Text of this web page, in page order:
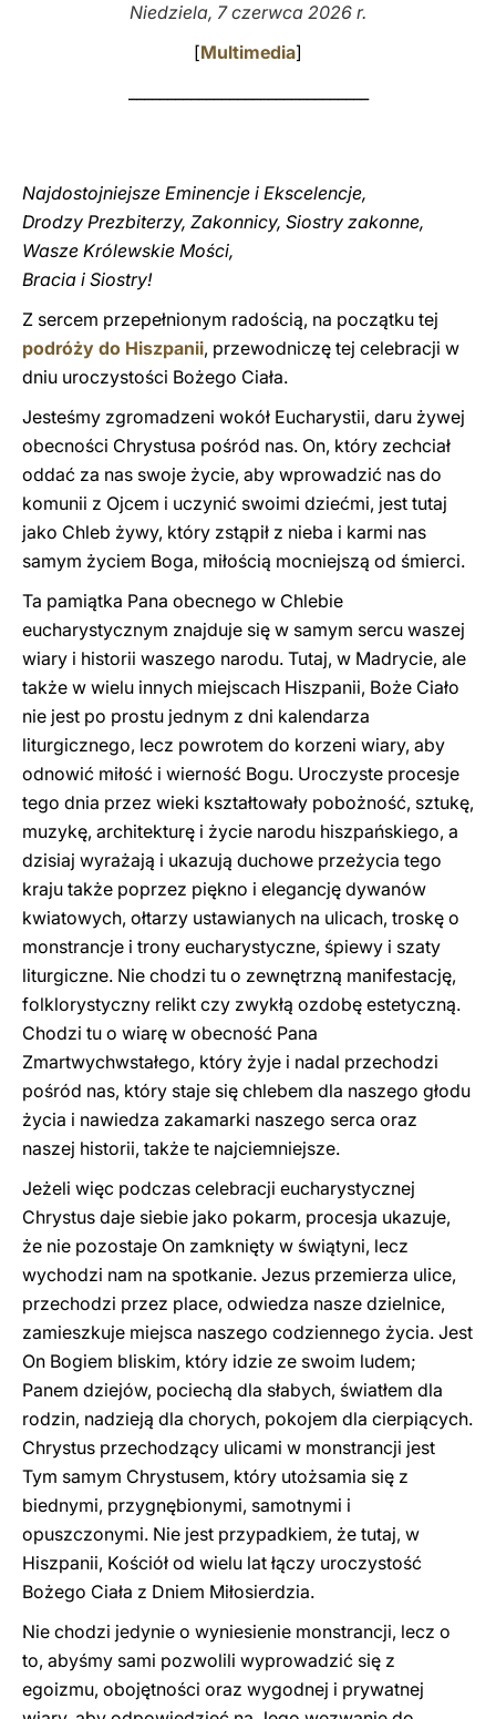
Niedziela, 7 czerwca 2026 r.
[Multimedia]
Najdostojniejsze Eminencje i Ekscelencje,
Drodzy Prezbiterzy, Zakonnicy, Siostry zakonne,
Wasze Królewskie Mości,
Bracia i Siostry!
Z sercem przepełnionym radością, na początku tej
podróży do Hiszpanii, przewodniczę tej celebracji w
dniu uroczystości Bożego Ciała.
Jesteśmy zgromadzeni wokół Eucharystii, daru żywej
obecności Chrystusa pośród nas. On, który zechciał
oddać za nas swoje życie, aby wprowadzić nas do
komunii z Ojcem i uczynić swoimi dziećmi, jest tutaj
jako Chleb żywy, który zstąpił z nieba i karmi nas
samym życiem Boga, miłością mocniejszą od śmierci.
Ta pamiątka Pana obecnego w Chlebie
eucharystycznym znajduje się w samym sercu waszej
wiary i historii waszego narodu. Tutaj, w Madrycie, ale
także w wielu innych miejscach Hiszpanii, Boże Ciało
nie jest po prostu jednym z dni kalendarza
liturgicznego, lecz powrotem do korzeni wiary, aby
odnowić miłość i wierność Bogu. Uroczyste procesje
tego dnia przez wieki kształtowały pobożność, sztukę,
muzykę, architekturę i życie narodu hiszpańskiego, a
dzisiaj wyrażają i ukazują duchowe przeżycia tego
kraju także poprzez piękno i elegancję dywanów
kwiatowych, ołtarzy ustawianych na ulicach, troskę o
monstrancje i trony eucharystyczne, śpiewy i szaty
liturgiczne. Nie chodzi tu o zewnętrzną manifestację,
folklorystyczny relikt czy zwykłą ozdobę estetyczną.
Chodzi tu o wiarę w obecność Pana
Zmartwychwstałego, który żyje i nadal przechodzi
pośród nas, który staje się chlebem dla naszego głodu
życia i nawiedza zakamarki naszego serca oraz
naszej historii, także te najciemniejsze.
Jeżeli więc podczas celebracji eucharystycznej
Chrystus daje siebie jako pokarm, procesja ukazuje,
że nie pozostaje On zamknięty w świątyni, lecz
wychodzi nam na spotkanie. Jezus przemierza ulice,
przechodzi przez place, odwiedza nasze dzielnice,
zamieszkuje miejsca naszego codziennego życia. Jest
On Bogiem bliskim, który idzie ze swoim ludem;
Panem dziejów, pociechą dla słabych, światłem dla
rodzin, nadzieją dla chorych, pokojem dla cierpiących.
Chrystus przechodzący ulicami w monstrancji jest
Tym samym Chrystusem, który utożsamia się z
biednymi, przygnębionymi, samotnymi i
opuszczonymi. Nie jest przypadkiem, że tutaj, w
Hiszpanii, Kościół od wielu lat łączy uroczystość
Bożego Ciała z Dniem Miłosierdzia.
Nie chodzi jedynie o wyniesienie monstrancji, lecz o
to, abyśmy sami pozwolili wyprowadzić się z
egoizmu, obojętności oraz wygodnej i prywatnej